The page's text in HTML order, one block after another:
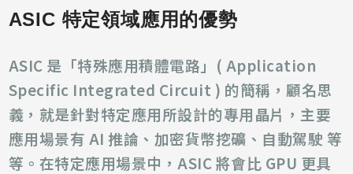
ASIC 特定領域應用的優勢
ASIC 是「特殊應用積體電路」( Application
Specific Integrated Circuit ) 的簡稱，顧名思
義，就是針對特定應用所設計的專用晶片， 主要
應用場景有 AI 推論、加密貨幣挖礦、自動駕駛 等
等。在特定應用場景中，ASIC 將會比 GPU 更具